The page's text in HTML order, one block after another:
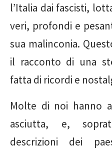
l’Italia dai fascisti,
veri, profondi e
sua malinconia.
il racconto di una
fatta di ricordi e
Molte di noi hanno
asciutta, e,
descrizioni dei